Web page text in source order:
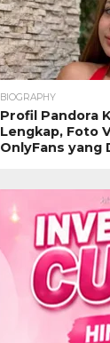
BIOGRAPHY
Profil Pandora
Lengkap, Foto
OnlyFans yang